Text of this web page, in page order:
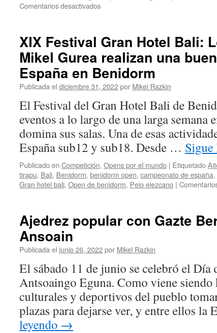
Comentarios desactivadosen
los
Juegos
Deportivos
de
Navarra
(parte
2/2):
Nuevo
título
para
Alexandr
Pedchenko
en
sub18
XIX Festival Gran Hotel Bali:
Mikel Gurea realizan una
España en Benidorm
Publicada el diciembre 31, 2022por Mikel Razkin
El Festival del Gran Hotel Bali de
eventos a lo largo de una larga semana
domina sus salas. Una de esas
España sub12 y sub18. Desde …
Publicado en Competición, Opens por el mundo | Etiquetado
tirapu, Bali, Benidorm, benidorm open, campeonato de españa,
Gran hotel bali, Open de benidorm, Peio elezcano |
Ajedrez popular con Gazte
Ansoain
Publicada el junio 26, 2022por Mikel Razkin
El sábado 11 de junio se celebró el Día
Antsoaingo Eguna. Como viene
culturales y deportivos del pueblo
plazas para dejarse ver, y entre ellos
leyendo →